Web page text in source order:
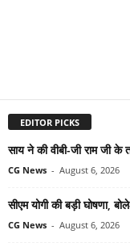
EDITOR PICKS
साय ने की वीबी-जी राम जी के
CG News - August 6, 2026
सीएम योगी की बड़ी घोषणा,
CG News - August 6, 2026